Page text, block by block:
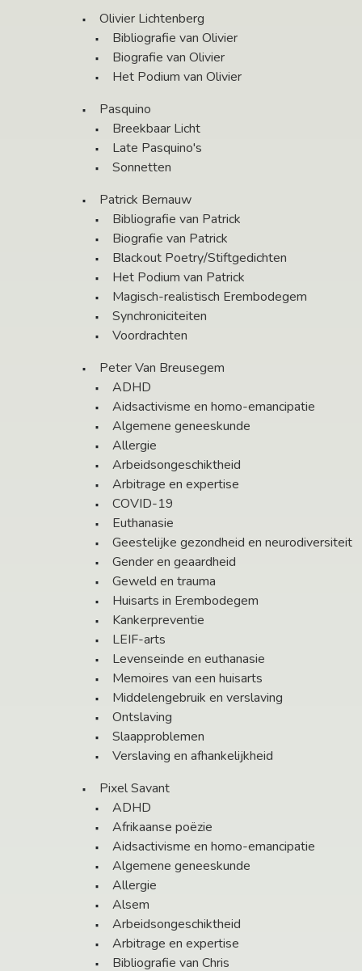
Olivier Lichtenberg
Bibliografie van Olivier
Biografie van Olivier
Het Podium van Olivier
Pasquino
Breekbaar Licht
Late Pasquino's
Sonnetten
Patrick Bernauw
Bibliografie van Patrick
Biografie van Patrick
Blackout Poetry/Stiftgedichten
Het Podium van Patrick
Magisch-realistisch Erembodegem
Synchroniciteiten
Voordrachten
Peter Van Breusegem
ADHD
Aidsactivisme en homo-emancipatie
Algemene geneeskunde
Allergie
Arbeidsongeschiktheid
Arbitrage en expertise
COVID-19
Euthanasie
Geestelijke gezondheid en neurodiversiteit
Gender en geaardheid
Geweld en trauma
Huisarts in Erembodegem
Kankerpreventie
LEIF-arts
Levenseinde en euthanasie
Memoires van een huisarts
Middelengebruik en verslaving
Ontslaving
Slaapproblemen
Verslaving en afhankelijkheid
Pixel Savant
ADHD
Afrikaanse poëzie
Aidsactivisme en homo-emancipatie
Algemene geneeskunde
Allergie
Alsem
Arbeidsongeschiktheid
Arbitrage en expertise
Bibliografie van Chris